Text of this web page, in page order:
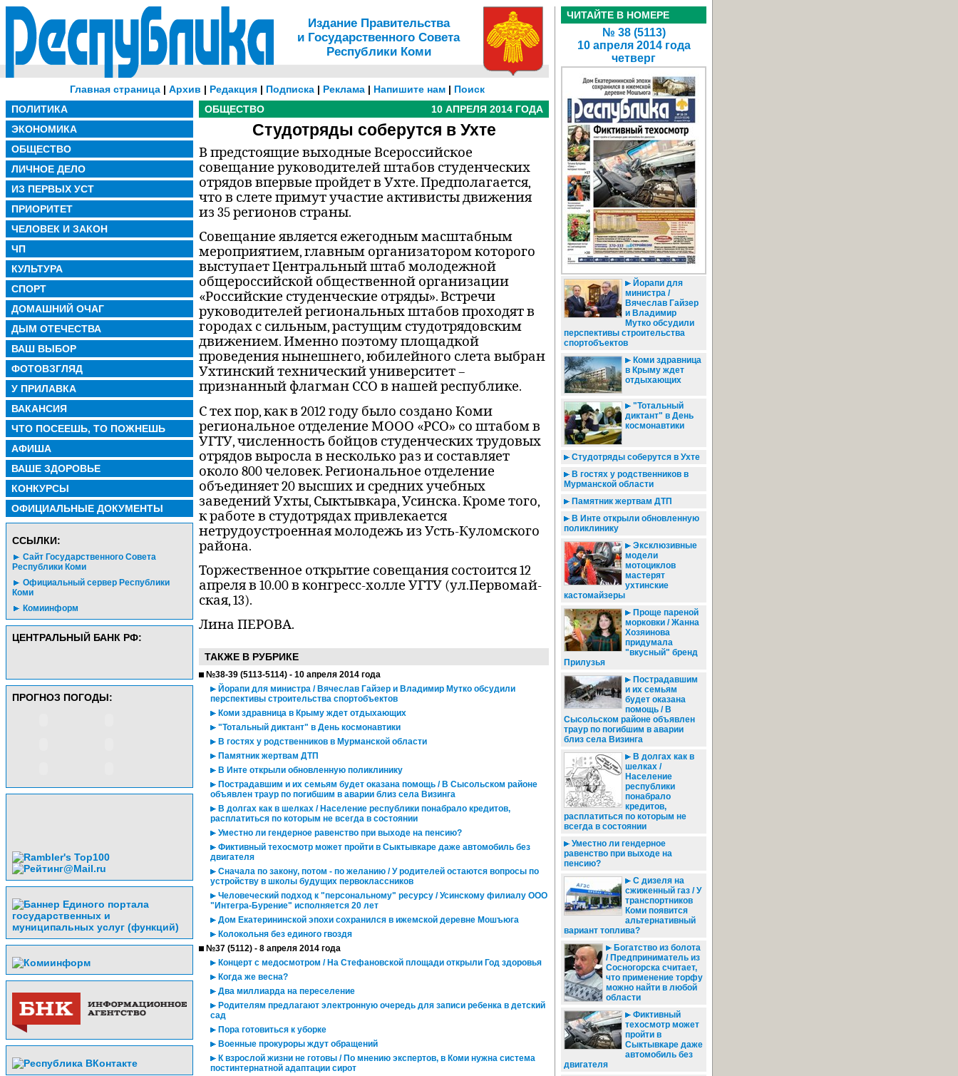
Издание Правительства
и Государственного Совета
Республики Коми
Главная страница | Архив | Редакция | Подписка | Реклама | Напишите нам | Поиск
ПОЛИТИКА
ЭКОНОМИКА
ОБЩЕСТВО
ЛИЧНОЕ ДЕЛО
ИЗ ПЕРВЫХ УСТ
ПРИОРИТЕТ
ЧЕЛОВЕК И ЗАКОН
ЧП
КУЛЬТУРА
СПОРТ
ДОМАШНИЙ ОЧАГ
ДЫМ ОТЕЧЕСТВА
ВАШ ВЫБОР
ФОТОВЗГЛЯД
У ПРИЛАВКА
ВАКАНСИЯ
ЧТО ПОСЕЕШЬ, ТО ПОЖНЕШЬ
АФИША
ВАШЕ ЗДОРОВЬЕ
КОНКУРСЫ
ОФИЦИАЛЬНЫЕ ДОКУМЕНТЫ
CСЫЛКИ:
Сайт Государственного Совета
Республики Коми
Официальный сервер Республики
Коми
Комиинформ
ЦЕНТРАЛЬНЫЙ БАНК РФ:
ПРОГНОЗ ПОГОДЫ:
ОБЩЕСТВО 10 АПРЕЛЯ 2014 ГОДА
Студотряды соберутся в Ухте
В предстоящие выходные Всероссийское
совещание руководителей штабов студенческих
отрядов впервые пройдет в Ухте. Предполагается,
что в слете примут участие активисты движения
из 35 регионов страны.
Совещание является ежегодным масштабным
мероприятием, главным организатором которого
выступает Центральный штаб молодежной
общероссийской общественной организации
«Российские студенческие отряды». Встречи
руководителей региональных штабов проходят в
городах с сильным, растущим студотрядовским
движением. Именно поэтому площадкой
проведения нынешнего, юбилейного слета выбран
Ухтинский технический университет –
признанный флагман ССО в нашей республике.
С тех пор, как в 2012 году было создано Коми
региональное отделение МООО «РСО» со штабом в
УГТУ, численность бойцов студенческих трудовых
отрядов выросла в несколько раз и составляет
около 800 человек. Региональное отделение
объединяет 20 высших и средних учебных
заведений Ухты, Сыктывкара, Усинска. Кроме того,
к работе в студотрядах привлекается
нетрудоустроенная молодежь из Усть-Куломского
района.
Торжественное открытие совещания состоится 12
апреля в 10.00 в конгресс-холле УГТУ (ул.Пер­во­май­
ская, 13).
Лина ПЕРОВА.
ТАКЖЕ В РУБРИКЕ
№38-39 (5113-5114) - 10 апреля 2014 года
Йорапи для министра / Вячеслав Гайзер и Владимир Мутко обсудили
перспективы строительства спортобъектов
Коми здравница в Крыму ждет отдыхающих
"Тотальный диктант" в День космонавтики
В гостях у родственников в Мурманской области
Памятник жертвам ДТП
В Инте открыли обновленную поликлинику
Пострадавшим и их семьям будет оказана помощь / В Сысольском районе
объявлен траур по погибшим в аварии близ села Визинга
В долгах как в шелках / Население республики понабрало кредитов,
расплатиться по которым не всегда в состоянии
Уместно ли гендерное равенство при выходе на пенсию?
Фиктивный техосмотр может пройти в Сыктывкаре даже автомобиль без
двигателя
Сначала по закону, потом - по желанию / У родителей остаются вопросы по
устройству в школы будущих первоклассников
Человеческий подход к "персональному" ресурсу / Усинскому филиалу ООО
"Интегра-Бурение" исполняется 20 лет
Дом Екатерининской эпохи сохранился в ижемской деревне Мошъюга
Колокольня без единого гвоздя
№37 (5112) - 8 апреля 2014 года
Концерт с медосмотром / На Стефановской площади открыли Год здоровья
Когда же весна?
Два миллиарда на переселение
Родителям предлагают электронную очередь для записи ребенка в детский
сад
Пора готовиться к уборке
Военные прокуроры ждут обращений
К взрослой жизни не готовы / По мнению экспертов, в Коми нужна система
постинтернатной адаптации сирот
ЧИТАЙТЕ В НОМЕРЕ
№ 38 (5113)
10 апреля 2014 года
четверг
Йорапи для
министра /
Вячеслав Гайзер
и Владимир
Мутко обсудили
перспективы строительства
спортобъектов
Коми здравница
в Крыму ждет
отдыхающих
"Тотальный
диктант" в День
космонавтики
Студотряды соберутся в Ухте
В гостях у родственников в
Мурманской области
Памятник жертвам ДТП
В Инте открыли обновленную
поликлинику
Эксклюзивные
модели
мотоциклов
мастерят
ухтинские
кастомайзеры
Проще пареной
морковки / Жанна
Хозяинова
придумала
"вкусный" бренд
Прилузья
Пострадавшим
и их семьям
будет оказана
помощь / В
Сысольском районе объявлен
траур по погибшим в аварии
близ села Визинга
В долгах как в
шелках /
Население
республики
понабрало
кредитов,
расплатиться по которым не
всегда в состоянии
Уместно ли гендерное
равенство при выходе на
пенсию?
С дизеля на
сжиженный газ / У
транспортников
Коми появится
альтернативный
вариант топлива?
Богатство из болота
/ Предприниматель из
Сосногорска считает,
что применение торфу
можно найти в любой
области
Фиктивный
техосмотр может
пройти в
Сыктывкаре даже
автомобиль без
двигателя